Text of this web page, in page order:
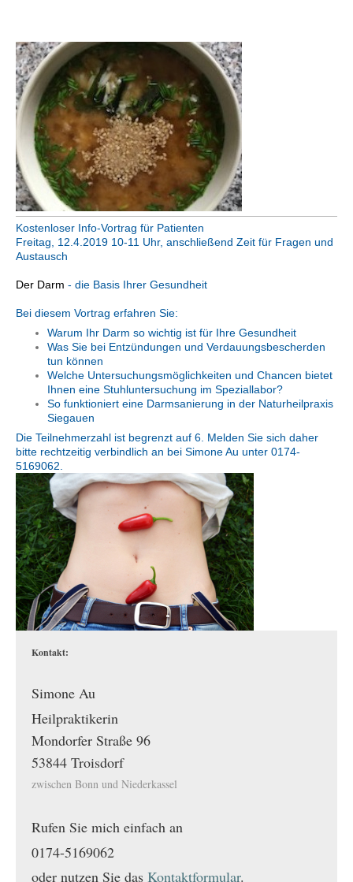
Kostenloser Info-Vortrag für Patienten
Freitag, 12.4.2019 10-11 Uhr, anschließend Zeit für Fragen und
Austausch
Der Darm - die Basis Ihrer Gesundheit
Bei diesem Vortrag erfahren Sie:
Warum Ihr Darm so wichtig ist für Ihre Gesundheit
Was Sie bei Entzündungen und Verdauungsbescherden
tun können
Welche Untersuchungsmöglichkeiten und Chancen bietet
Ihnen eine Stuhluntersuchung im Speziallabor?
So funktioniert eine Darmsanierung in der Naturheilpraxis
Siegauen
Die Teilnehmerzahl ist begrenzt auf 6. Melden Sie sich daher
bitte rechtzeitig verbindlich an bei Simone Au unter 0174-
5169062.
Kontakt:
Simone Au
Heilpraktikerin
Mondorfer Straße 96
53844 Troisdorf
zwischen Bonn und Niederkassel
Rufen Sie mich einfach an
0174-5169062
oder nutzen Sie das Kontaktformular.